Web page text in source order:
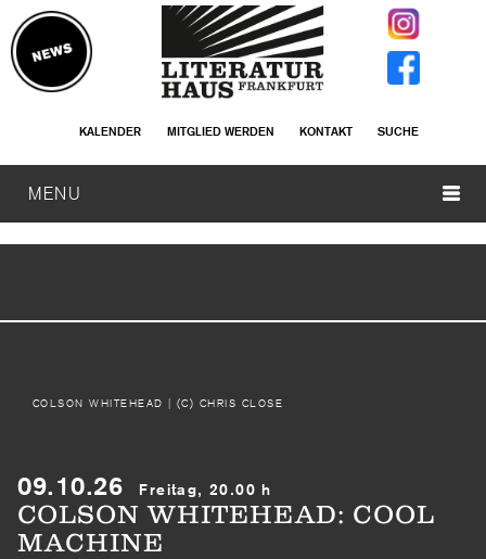
KALENDER MITGLIED WERDEN KONTAKT SUCHE
MENU
COLSON WHITEHEAD | (C) CHRIS CLOSE
09.10.26 Freitag, 20.00 h
COLSON WHITEHEAD: COOL
MACHINE